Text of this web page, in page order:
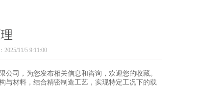
2025/11/5 9:11:00
公司，为您发布相关信息和咨询，欢迎您的收藏。
与材料，结合精密制造工艺，实现特定工况下的载